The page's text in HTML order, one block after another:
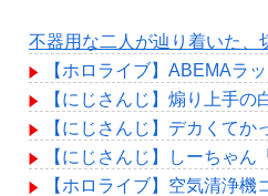
不器用な二人が辿り着いた、
【ホロライブ】ABEMAラ
【にじさんじ】煽り上手の
【にじさんじ】デカくてか
【にじさんじ】しーちゃ
【ホロライブ】空気清浄機